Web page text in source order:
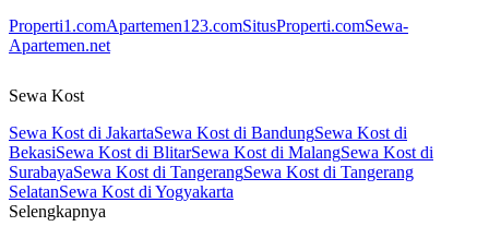
Properti1.comApartemen123.comSitusProperti.comSewa-
Apartemen.net
Sewa Kost
Sewa Kost di JakartaSewa Kost di BandungSewa Kost di
BekasiSewa Kost di BlitarSewa Kost di MalangSewa Kost di
SurabayaSewa Kost di TangerangSewa Kost di Tangerang
SelatanSewa Kost di Yogyakarta
Selengkapnya